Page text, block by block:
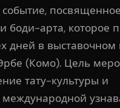
событие,
боди-арта, которое
дней в выставочном
(Комо). Цель
тату-культуры и